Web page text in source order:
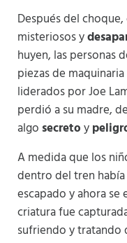
Después del
misteriosos y
huyen, las personas
piezas de
liderados por Joe
perdió a su madre,
algo secretoy
A medida que los
dentro del tren
escapado y ahora se
criatura fue
sufriendo y tratando